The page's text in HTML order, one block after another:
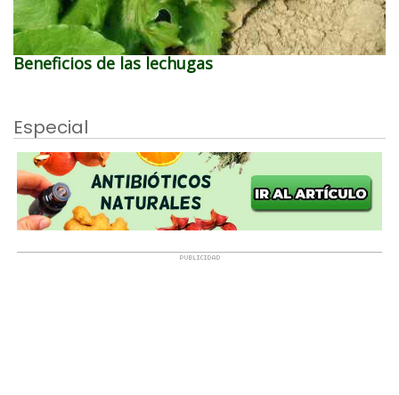
Beneficios de las lechugas
Especial